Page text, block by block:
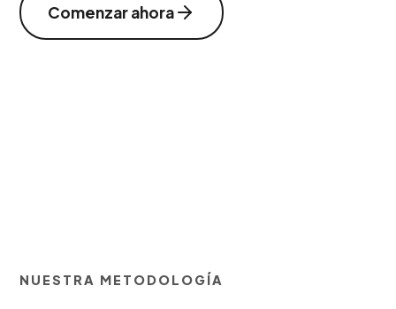
Comenzar ahora
NUESTRA METODOLOGÍA